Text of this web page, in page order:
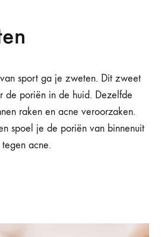
sport ga je zweten. Dit zweet
de poriën in de huid. Dezelfde
raken en acne veroorzaken.
spoel je de poriën van binnenuit
acne.